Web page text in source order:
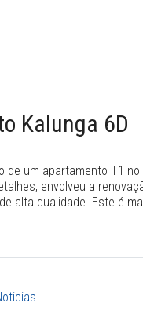
Kalunga 6D
um apartamento T1
envolveu a
alta qualidade. Este é